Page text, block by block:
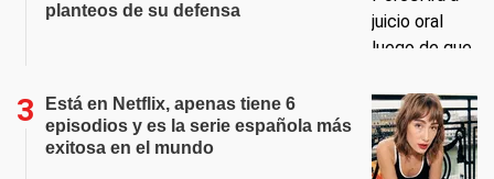
planteos de su defensa
Está en Netflix, apenas tiene 6
episodios y es la serie española más
exitosa en el mundo